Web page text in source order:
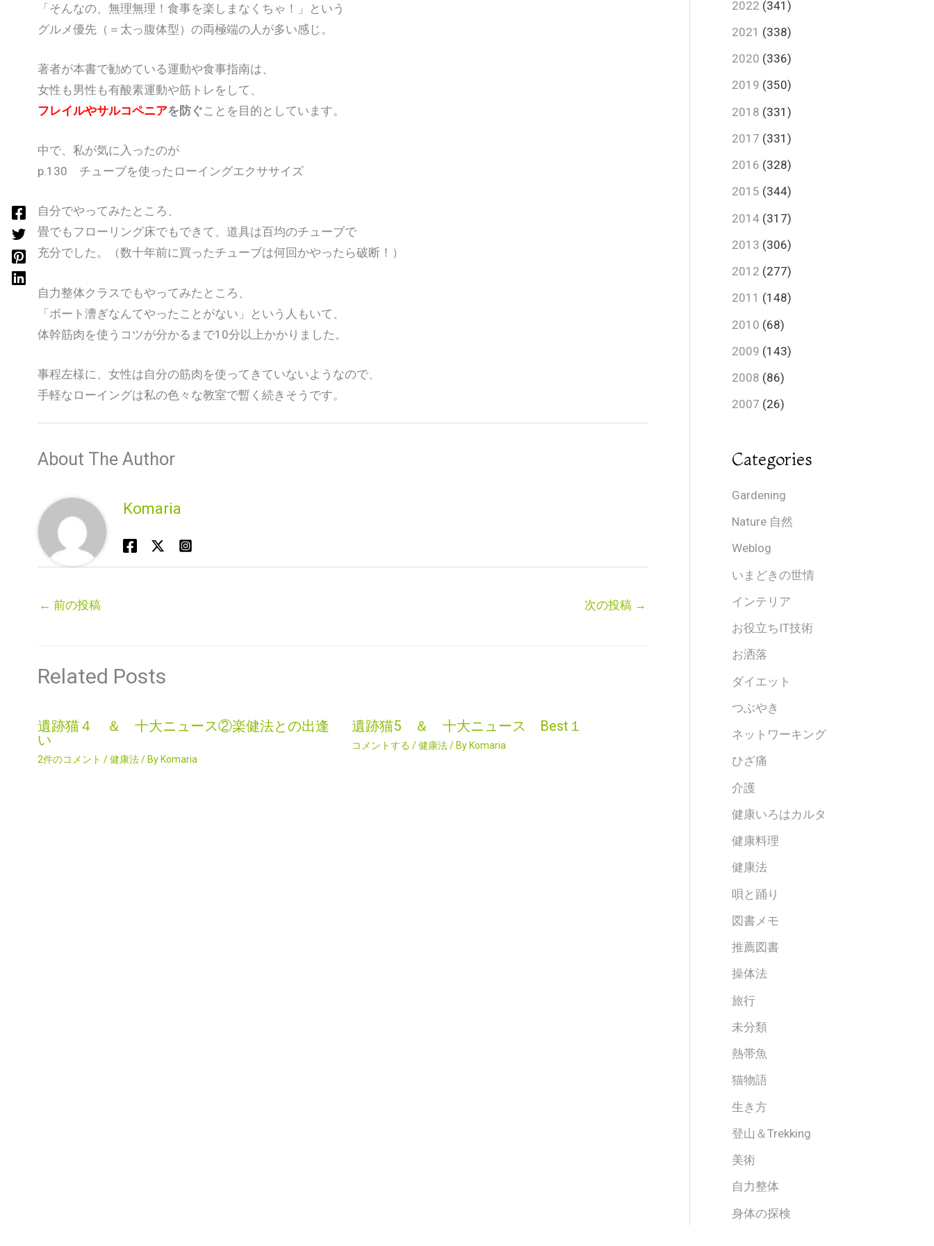
「そんなの、無理無理！食事を楽しまなくちゃ！」という
グルメ優先（＝太っ腹体型）の両極端の人が多い感じ。
著者が本書で勧めている運動や食事指南は、
女性も男性も有酸素運動や筋トレをして、
フレイルやサルコペニアを防ぐことを目的としています。
中で、私が気に入ったのが
p.130 チューブを使ったローイングエクササイズ
自分でやってみたところ、
畳でもフローリング床でもできて、道具は百均のチューブで
充分でした。（数十年前に買ったチューブは何回かやったら破断！）
自力整体クラスでもやってみたところ、
「ボート漕ぎなんてやったことがない」という人もいて、
体幹筋肉を使うコツが分かるまで10分以上かかりました。
事程左様に、女性は自分の筋肉を使ってきていないようなので、
手軽なローイングは私の色々な教室で暫く続きそうです。
About The Author
Komaria
← 前の投稿 次の投稿 →
Related Posts
遺跡猫４ ＆ 十大ニュース②楽健法との出逢
い
2件のコメント /健康法/ By Komaria
遺跡猫5 ＆ 十大ニュース Best１
コメントする /健康法/ By Komaria
2022 (341)
2021 (338)
2020 (336)
2019 (350)
2018 (331)
2017 (331)
2016 (328)
2015 (344)
2014 (317)
2013 (306)
2012 (277)
2011 (148)
2010 (68)
2009 (143)
2008 (86)
2007 (26)
Categories
Gardening
Nature 自然
Weblog
いまどきの世情
インテリア
お役立ちIT技術
お洒落
ダイエット
つぶやき
ネットワーキング
ひざ痛
介護
健康いろはカルタ
健康料理
健康法
唄と踊り
図書メモ
推薦図書
操体法
旅行
未分類
熱帯魚
猫物語
生き方
登山＆Trekking
美術
自力整体
身体の探検